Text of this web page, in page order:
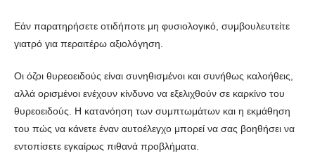
Εάν παρατηρήσετε οτιδήποτε μη φυσιολογικό, συμβουλευτείτε
γιατρό για περαιτέρω αξιολόγηση.
Οι όζοι θυρεοειδούς είναι συνηθισμένοι και συνήθως καλοήθεις,
αλλά ορισμένοι ενέχουν κίνδυνο να εξελιχθούν σε καρκίνο του
θυρεοειδούς. Η κατανόηση των συμπτωμάτων και η εκμάθηση
του πώς να κάνετε έναν αυτοέλεγχο μπορεί να σας βοηθήσει να
εντοπίσετε εγκαίρως πιθανά προβλήματα.